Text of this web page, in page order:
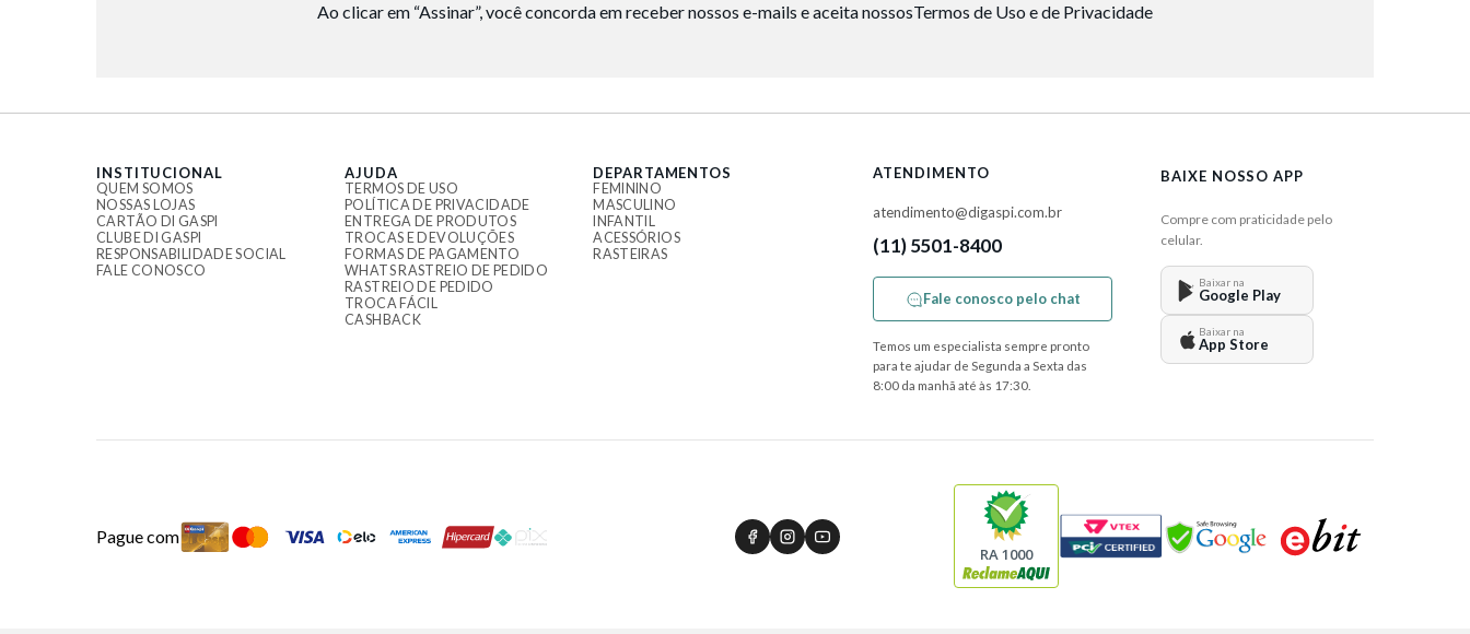
Ao clicar em “Assinar”, você concorda em receber nossos e-mails e aceita nossosTermos de Uso e de Privacidade
INSTITUCIONAL
QUEM SOMOS
NOSSAS LOJAS
CARTÃO DI GASPI
CLUBE DI GASPI
RESPONSABILIDADE SOCIAL
FALE CONOSCO
AJUDA
TERMOS DE USO
POLÍTICA DE PRIVACIDADE
ENTREGA DE PRODUTOS
TROCAS E DEVOLUÇÕES
FORMAS DE PAGAMENTO
WHATS RASTREIO DE PEDIDO
RASTREIO DE PEDIDO
TROCA FÁCIL
CASHBACK
DEPARTAMENTOS
FEMININO
MASCULINO
INFANTIL
ACESSÓRIOS
RASTEIRAS
ATENDIMENTO
atendimento@digaspi.com.br
(11) 5501-8400
Fale conosco pelo chat
Temos um especialista sempre pronto
para te ajudar de Segunda a Sexta das
8:00 da manhã até às 17:30.
BAIXE NOSSO APP
Compre com praticidade pelo
celular.
Baixar na
Google Play
Baixar na
App Store
Pague com
RA 1000